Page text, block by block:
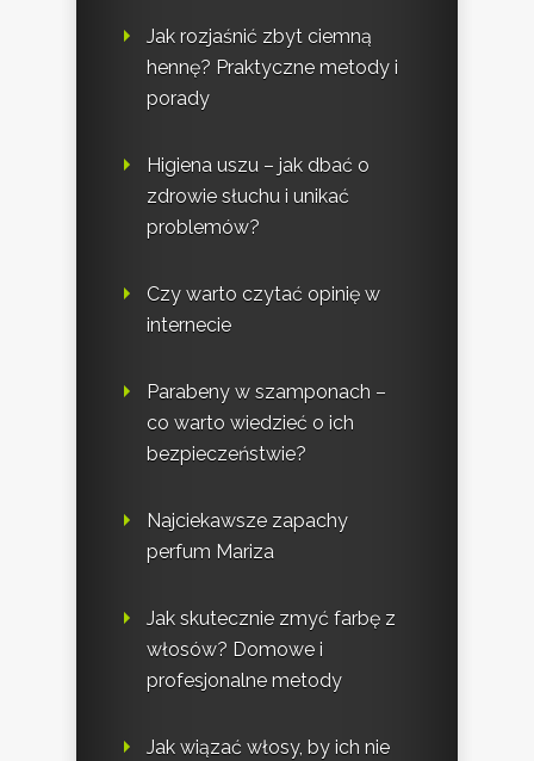
Jak rozjaśnić zbyt ciemną
hennę? Praktyczne metody i
porady
Higiena uszu – jak dbać o
zdrowie słuchu i unikać
problemów?
Czy warto czytać opinię w
internecie
Parabeny w szamponach –
co warto wiedzieć o ich
bezpieczeństwie?
Najciekawsze zapachy
perfum Mariza
Jak skutecznie zmyć farbę z
włosów? Domowe i
profesjonalne metody
Jak wiązać włosy, by ich nie